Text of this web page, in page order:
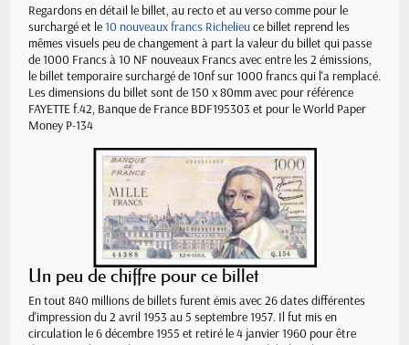
Regardons en détail le billet, au recto et au verso comme pour le
surchargé et le10 nouveaux francs Richelieuce billet reprend les
mêmes visuels peu de changement à part la valeur du billet qui passe
de 1000 Francs à 10 NF nouveaux Francs avec entre les 2 émissions,
le billet temporaire surchargé de 10nf sur 1000 francs qui l'a remplacé.
Les dimensions du billet sont de 150 x 80mm avec pour référence
FAYETTE f.42, Banque de France BDF195303 et pour le World Paper
Money P-134
Un peu de chiffre pour ce billet
En tout 840 millions de billets furent émis avec 26 dates différentes
d'impression du 2 avril 1953 au 5 septembre 1957. Il fut mis en
circulation le 6 décembre 1955 et retiré le 4 janvier 1960 pour être